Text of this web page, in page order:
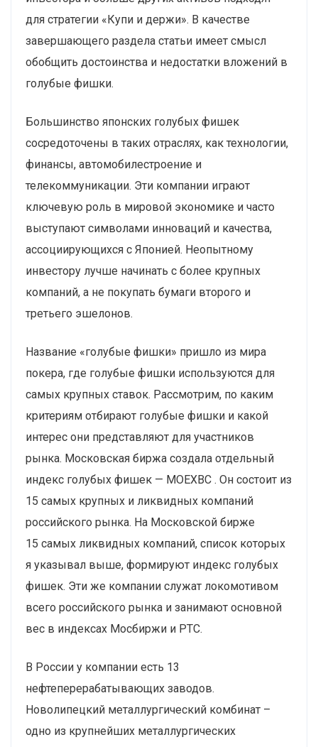
для стратегии «Купи и держи». В качестве
завершающего раздела статьи имеет смысл
обобщить достоинства и недостатки вложений в
голубые фишки.
Большинство японских голубых фишек
сосредоточены в таких отраслях, как технологии,
финансы, автомобилестроение и
телекоммуникации. Эти компании играют
ключевую роль в мировой экономике и часто
выступают символами инноваций и качества,
ассоциирующихся с Японией. Неопытному
инвестору лучше начинать с более крупных
компаний, а не покупать бумаги второго и
третьего эшелонов.
Название «голубые фишки» пришло из мира
покера, где голубые фишки используются для
самых крупных ставок. Рассмотрим, по каким
критериям отбирают голубые фишки и какой
интерес они представляют для участников
рынка. Московская биржа создала отдельный
индекс голубых фишек — MOEXBC . Он состоит из
15 самых крупных и ликвидных компаний
российского рынка. На Московской бирже
15 самых ликвидных компаний, список которых
я указывал выше, формируют индекс голубых
фишек. Эти же компании служат локомотивом
всего российского рынка и занимают основной
вес в индексах Мосбиржи и РТС.
В России у компании есть 13
нефтеперерабатывающих заводов.
Новолипецкий металлургический комбинат –
одно из крупнейших металлургических